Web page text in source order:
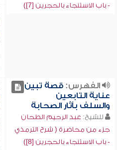
- باب الاستنجاء بالحجرين [7])
الفهرس:قصة تبين
عناية التابعين
والسلف بآثار الصحابة
للشيخ: عبد الرحيم الطحان
جزء من محاضرة ( شرح الترمذي
- باب الاستنجاء بالحجرين [8])